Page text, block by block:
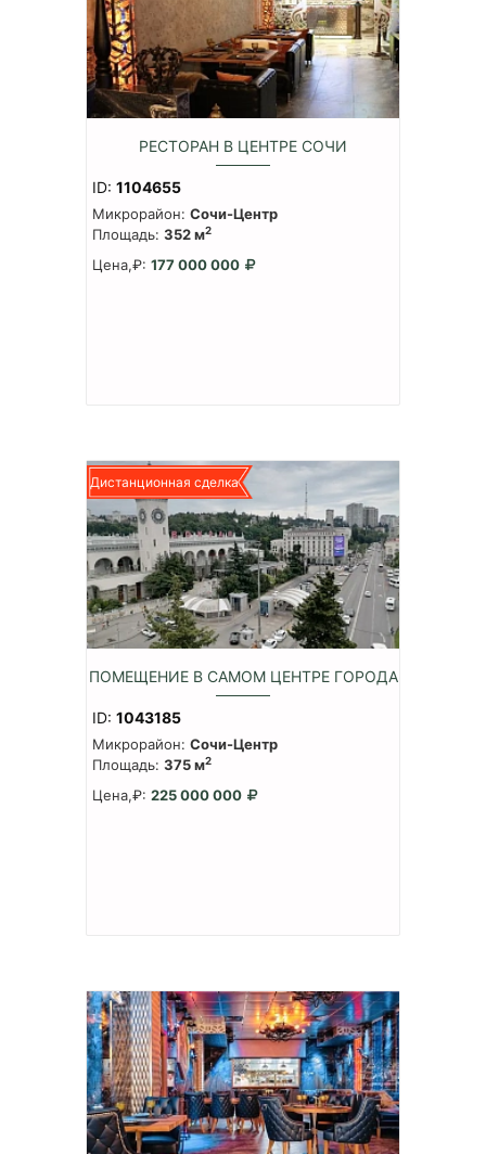
РЕСТОРАН В ЦЕНТРЕ СОЧИ
ID: 1104655
Микрорайон: Сочи-Центр
Площадь: 352 м2
Цена,₽: 177 000 000
Дистанционная сделка
ПОМЕЩЕНИЕ В САМОМ ЦЕНТРЕ ГОРОДА
ID: 1043185
Микрорайон: Сочи-Центр
Площадь: 375 м2
Цена,₽: 225 000 000